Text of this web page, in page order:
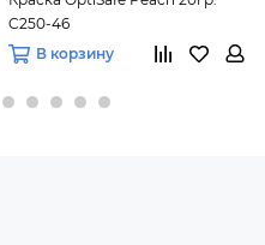
C250-46
В корзину